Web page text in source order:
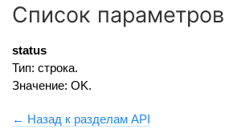
Список
status
Тип: строка.
Значение: OK.
← Назад к разделам API